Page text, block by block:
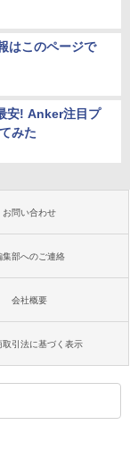
はこのページで
安! Anker注目プ
みた
お問い合わせ
集部へのご連絡
会社概要
取引法に基づく表示